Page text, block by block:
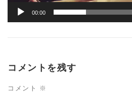
00:00
コメントを残す
コメント ※